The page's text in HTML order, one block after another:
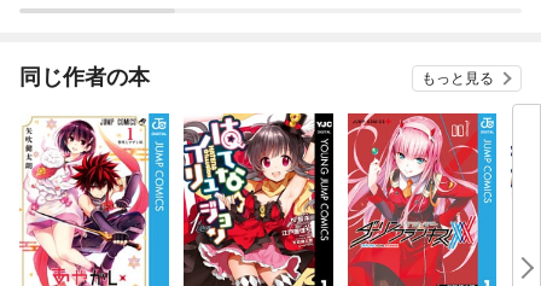
同じ作者の本 もっと見る